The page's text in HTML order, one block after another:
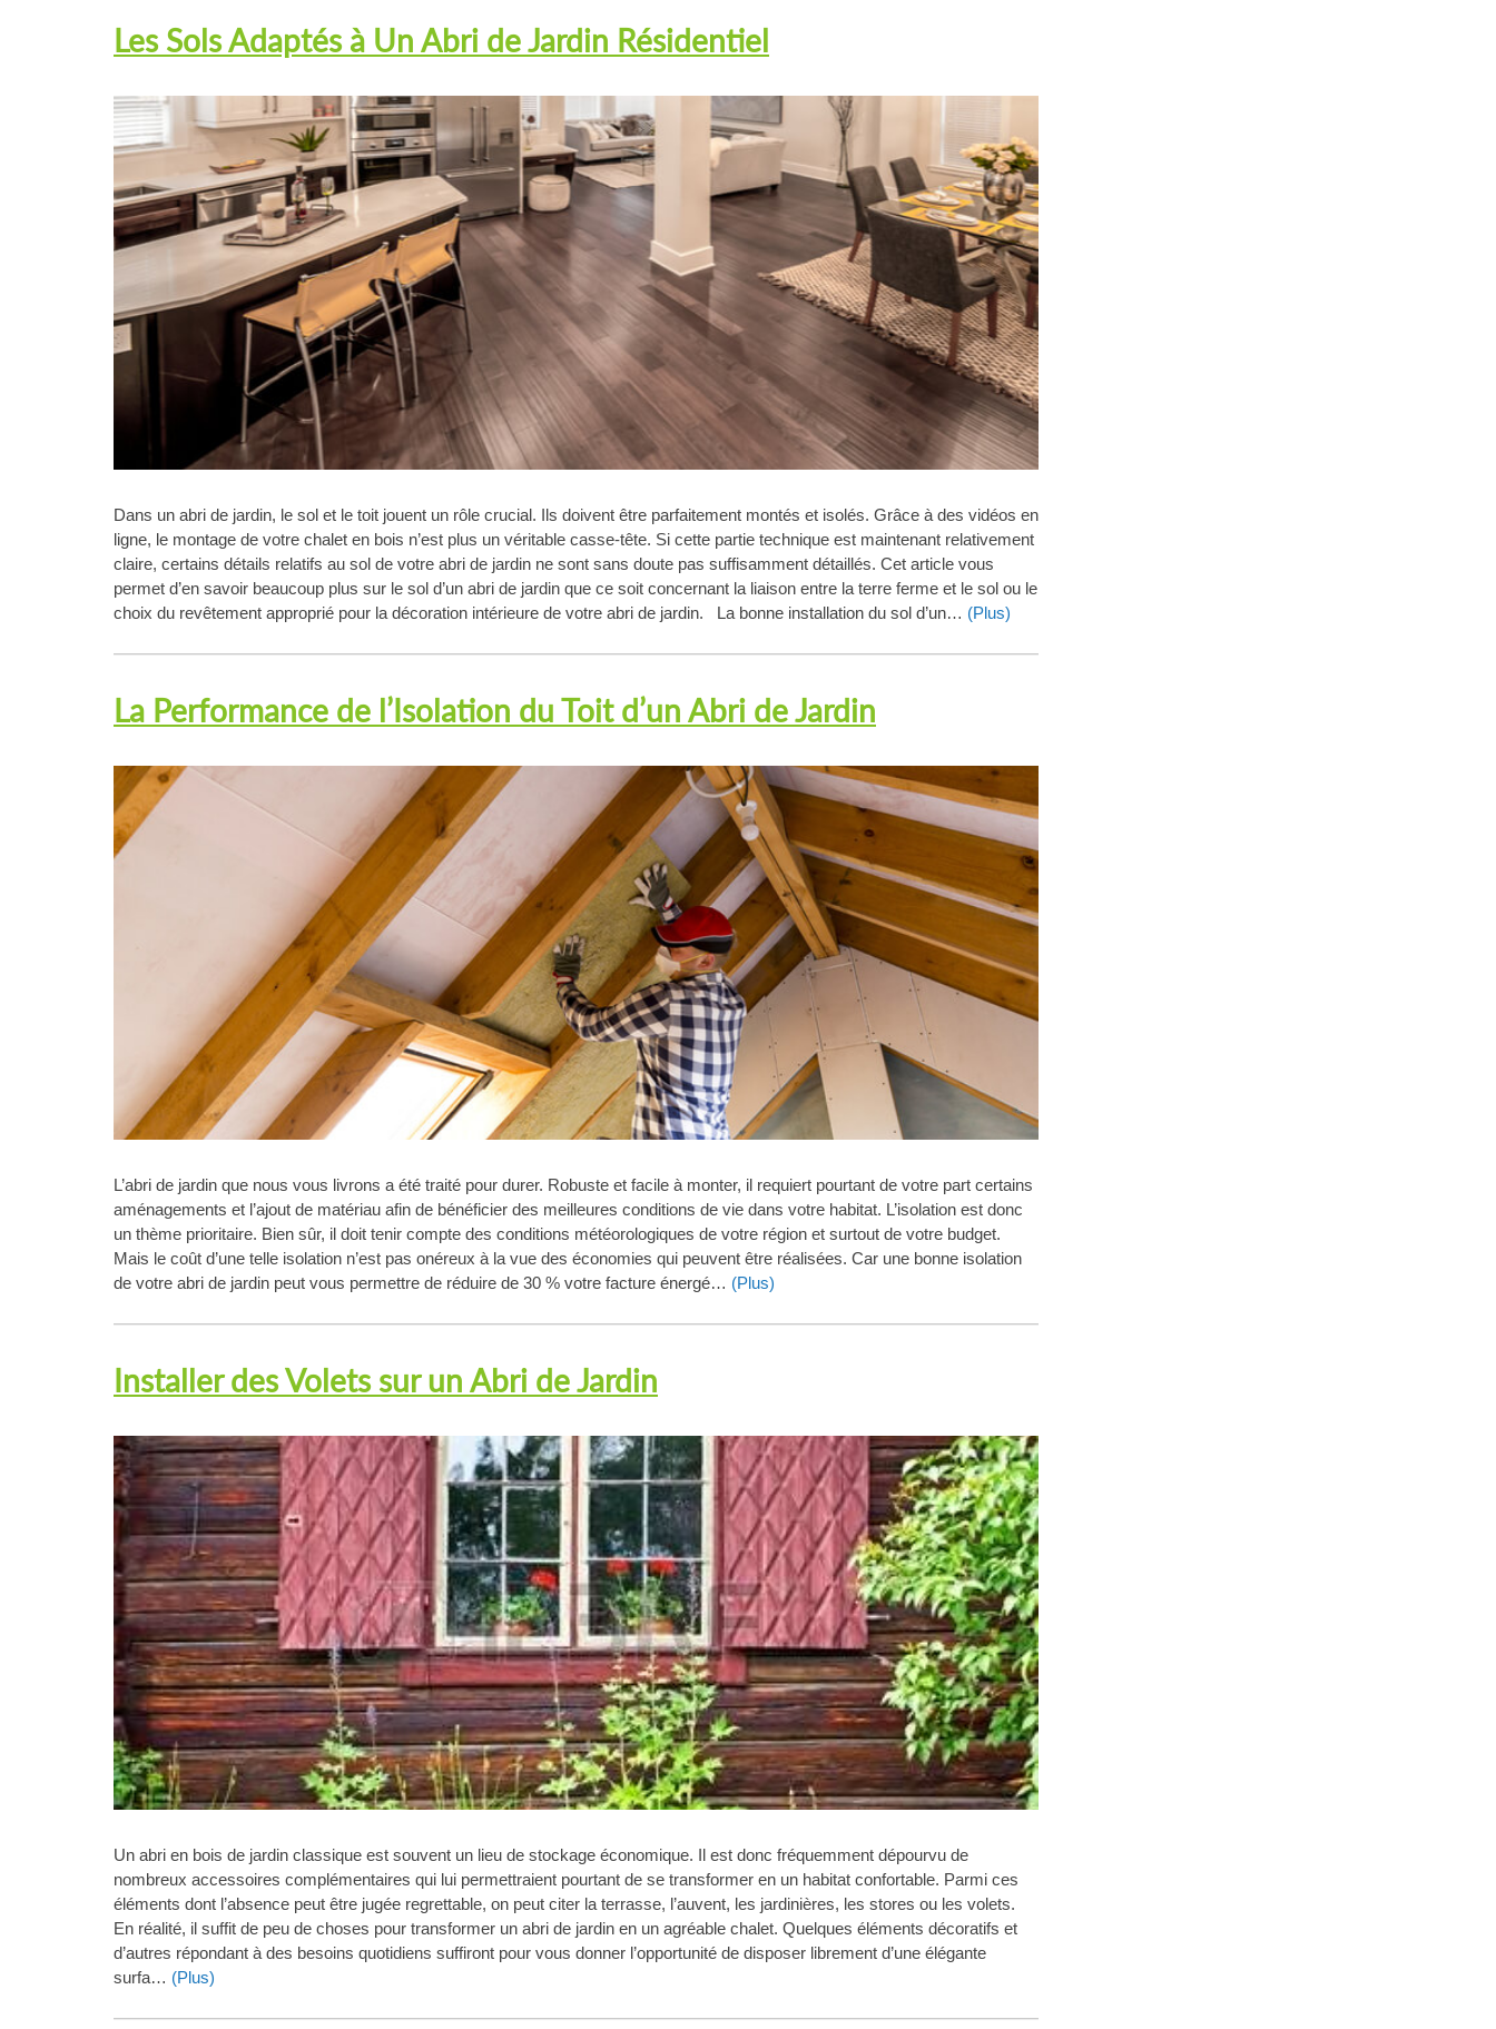
Les Sols Adaptés à Un Abri de Jardin Résidentiel
Dans un abri de jardin, le sol et le toit jouent un rôle crucial. Ils doivent être parfaitement montés et isolés. Grâce à des vidéos en
ligne, le montage de votre chalet en bois n’est plus un véritable casse-tête. Si cette partie technique est maintenant relativement
claire, certains détails relatifs au sol de votre abri de jardin ne sont sans doute pas suffisamment détaillés. Cet article vous
permet d’en savoir beaucoup plus sur le sol d’un abri de jardin que ce soit concernant la liaison entre la terre ferme et le sol ou le
choix du revêtement approprié pour la décoration intérieure de votre abri de jardin. La bonne installation du sol d’un… (Plus)
La Performance de l’Isolation du Toit d’un Abri de Jardin
L’abri de jardin que nous vous livrons a été traité pour durer. Robuste et facile à monter, il requiert pourtant de votre part certains
aménagements et l’ajout de matériau afin de bénéficier des meilleures conditions de vie dans votre habitat. L’isolation est donc
un thème prioritaire. Bien sûr, il doit tenir compte des conditions météorologiques de votre région et surtout de votre budget.
Mais le coût d’une telle isolation n’est pas onéreux à la vue des économies qui peuvent être réalisées. Car une bonne isolation
de votre abri de jardin peut vous permettre de réduire de 30 % votre facture énergé… (Plus)
Installer des Volets sur un Abri de Jardin
Un abri en bois de jardin classique est souvent un lieu de stockage économique. Il est donc fréquemment dépourvu de
nombreux accessoires complémentaires qui lui permettraient pourtant de se transformer en un habitat confortable. Parmi ces
éléments dont l’absence peut être jugée regrettable, on peut citer la terrasse, l’auvent, les jardinières, les stores ou les volets.
En réalité, il suffit de peu de choses pour transformer un abri de jardin en un agréable chalet. Quelques éléments décoratifs et
d’autres répondant à des besoins quotidiens suffiront pour vous donner l’opportunité de disposer librement d’une élégante
surfa… (Plus)